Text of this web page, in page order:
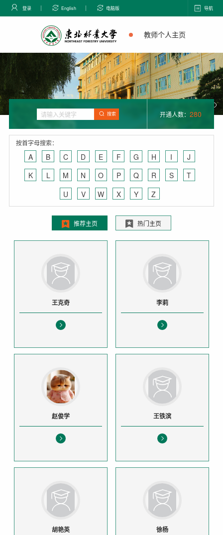
登录 English 电脑版 导航
教师个人主页
搜索 开通人数： 280
按首字母搜索：
A B C D E F G H I
J
K
L M N O P Q R S
T
U
V W X Y Z
推荐主页 热门主页
王克奇 李莉
赵俊学 王铁滨
胡艳英 徐杨